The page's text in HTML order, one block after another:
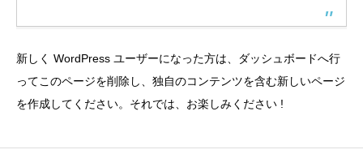
新しく WordPress ユーザーになった方は、 ダッシュボードへ行
ってこのページを削除し、独自のコンテンツを含む新しいページ
を作成してください。それでは、お楽しみください !